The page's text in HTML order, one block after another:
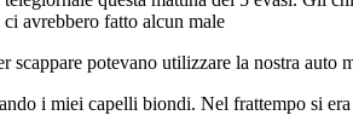
avrebbero fatto alcun male
scappare potevano utilizzare la nostra auto
i miei capelli biondi. Nel frattempo si